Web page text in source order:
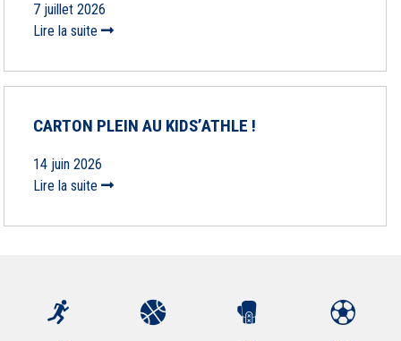
7 juillet 2026
Lire la suite
CARTON PLEIN AU KIDS’ATHLE !
14 juin 2026
Lire la suite